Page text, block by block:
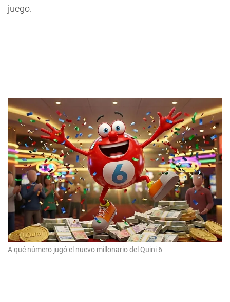
juego.
A qué número jugó el nuevo millonario del Quini 6